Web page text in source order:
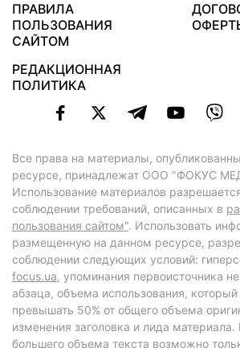
ПРАВИЛА
ПОЛЬЗОВАНИЯ
САЙТОМ
РЕДАКЦИОННАЯ
ПОЛИТИКА
Все права на материалы,
ресурсе, принадлежат ООО "ФОКУС
Использование материалов
соблюдении требований, описанных в
пользования сайтом". Использовать
размещенную на данном ресурсе,
соблюдении следующих условий:
focus.ua, упоминания первоисточника
абзаца, объема использования,
превышать 50% от общего объема
изменения заголовка и лида
большего объема текста возможно